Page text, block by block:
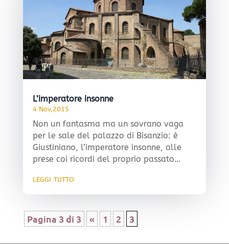
L’imperatore insonne
4 Nov,2015
Non un fantasma ma un sovrano vaga
per le sale del palazzo di Bisanzio: è
Giustiniano, l’imperatore insonne, alle
prese coi ricordi del proprio passato…
leggi tutto
Pagina 3 di 3 « 1 2 3